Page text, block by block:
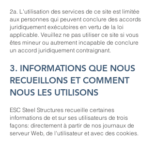
2a. L'utilisation des services de ce site est limitée
aux personnes qui peuvent conclure des accords
juridiquement exécutoires en vertu de la loi
applicable. Veuillez ne pas utiliser ce site si vous
êtes mineur ou autrement incapable de conclure
un accord juridiquement contraignant.
3. INFORMATIONS QUE NOUS
RECUEILLONS ET COMMENT
NOUS LES UTILISONS
ESC Steel Structures recueille certaines
informations de et sur ses utilisateurs de trois
façons: directement à partir de nos journaux de
serveur Web, de l'utilisateur et avec des cookies.